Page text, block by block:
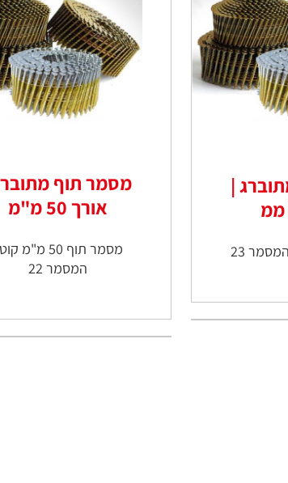
|
23
מסמר תוף
אורך 50 מ"מ
מסמר תוף 50 מ"מ
המסמר 22